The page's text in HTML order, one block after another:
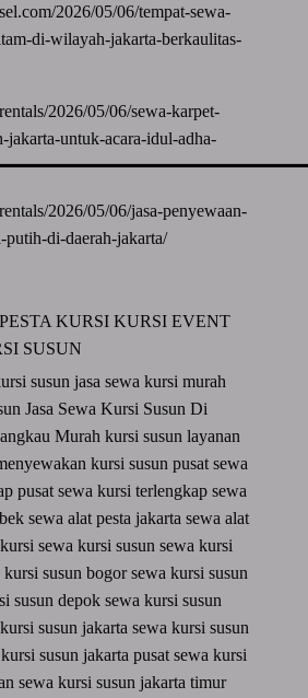
2026/05/06/tempat-sewa-
di-wilayah-jakarta-berkaulitas-
2026/05/06/sewa-karpet-
jakarta-untuk-acara-idul-adha-
2026/05/06/jasa-penyewaan-
putih-di-daerah-jakarta/
KURSIKURSI EVENT
SUSUN
susunjasa sewa kursi murah
Jasa Sewa Kursi Susun Di
Murahkursi susunlayanan
kursi susunpusat sewa
pusat sewa kursi terlengkapsewa
sewa alat pesta jakartasewa alat
kursisewa kursi susunsewa kursi
kursi susun bogorsewa kursi susun
susun depoksewa kursi susun
susun jakartasewa kursi susun
susun jakarta pusatsewa kursi
sewa kursi susun jakarta timur